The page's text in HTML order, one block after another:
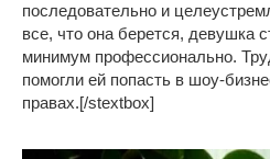
последовательно и
все, что она берется, девушка
минимум профессионально.
помогли ей попасть в шоу-
правах.[/stextbox]